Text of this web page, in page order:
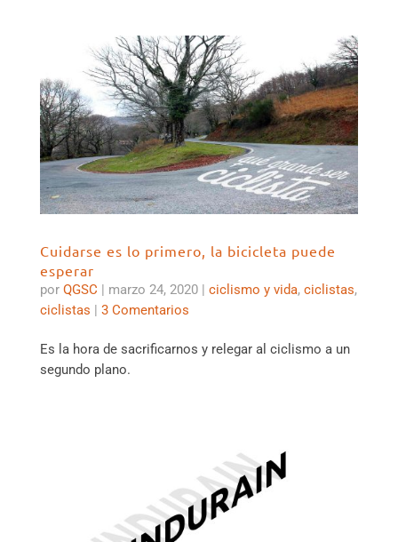
Cuidarse es lo primero, la bicicleta puede
esperar
por QGSC | marzo 24, 2020 | ciclismo y vida, ciclistas,
ciclistas | 3 Comentarios
Es la hora de sacrificarnos y relegar al ciclismo a un
segundo plano.